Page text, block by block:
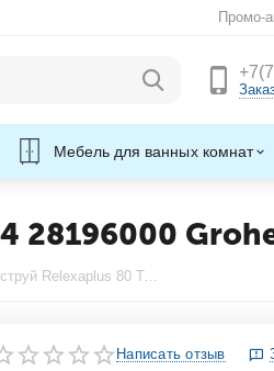
Промо-
Мебель для ванных комнат
28196000
Верхний душ с 4 видами струй Relexaplus 80 Top 4 28196000 Grohe
Написать отзыв